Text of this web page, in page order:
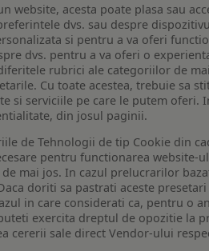
website, acesta poate plasa sau
dvs. sau despre
si pentru a va oferi
dvs. pentru a va oferi o
rubrici ale categoriilor de
Cu toate acestea, trebuie sa
si serviciile pe care le putem
din josul paginii.
de Tehnologii de tip Cookie din
pentru functionarea website-
mai jos. In cazul prelucrarilor
doriti sa pastrati aceste
in care considerati ca, pentru o
exercita dreptul de opozitie la
cererii sale direct Vendor-ului